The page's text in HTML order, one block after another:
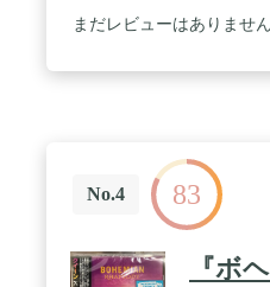
まだレビューはありません
No.4 83
『ボ